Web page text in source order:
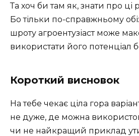
Та хоч би там як, знати про
Бо тільки по-справжньому
шроту агроентузіаст може
використати його потенціал
Короткий висновок
На тебе чекає ціла гора
не дуже, де можна
чи не найкращий приклад